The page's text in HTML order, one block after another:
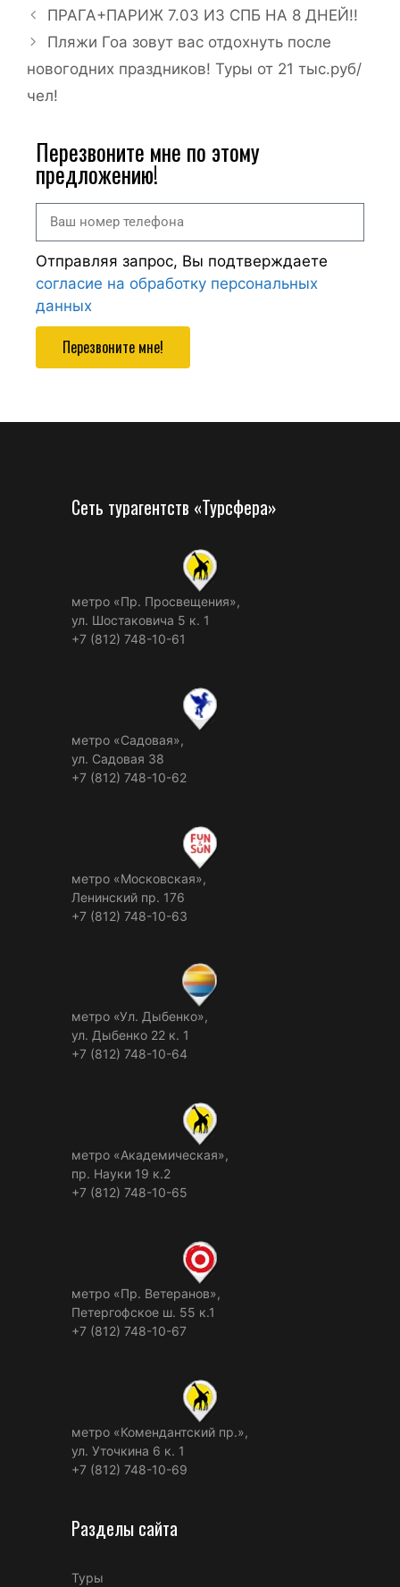
ПРАГА+ПАРИЖ 7.03 ИЗ СПБ НА 8 ДНЕЙ!!
Пляжи Гоа зовут вас отдохнуть после
новогодних праздников! Туры от 21 тыс.руб/
чел!
Перезвоните мне по этому
предложению!
Отправляя запрос, Вы подтверждаете
согласие на обработку персональных
данных
Перезвоните мне!
Сеть турагентств «Турсфера»
метро «Пр. Просвещения»,
ул. Шостаковича 5 к. 1
+7 (812) 748-10-61
метро «Садовая»,
ул. Садовая 38
+7 (812) 748-10-62
метро «Московская»,
Ленинский пр. 176
+7 (812) 748-10-63
метро «Ул. Дыбенко»,
ул. Дыбенко 22 к. 1
+7 (812) 748-10-64
метро «Академическая»,
пр. Науки 19 к.2
+7 (812) 748-10-65
метро «Пр. Ветеранов»,
Петергофское ш. 55 к.1
+7 (812) 748-10-67
метро «Комендантский пр.»,
ул. Уточкина 6 к. 1
+7 (812) 748-10-69
Разделы сайта
Туры